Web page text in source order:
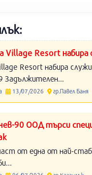
Village Resort набира
Resort набира
Задължителен...
13/07/2026 гр.Павел Баня
90 ООД търси
от една от най-